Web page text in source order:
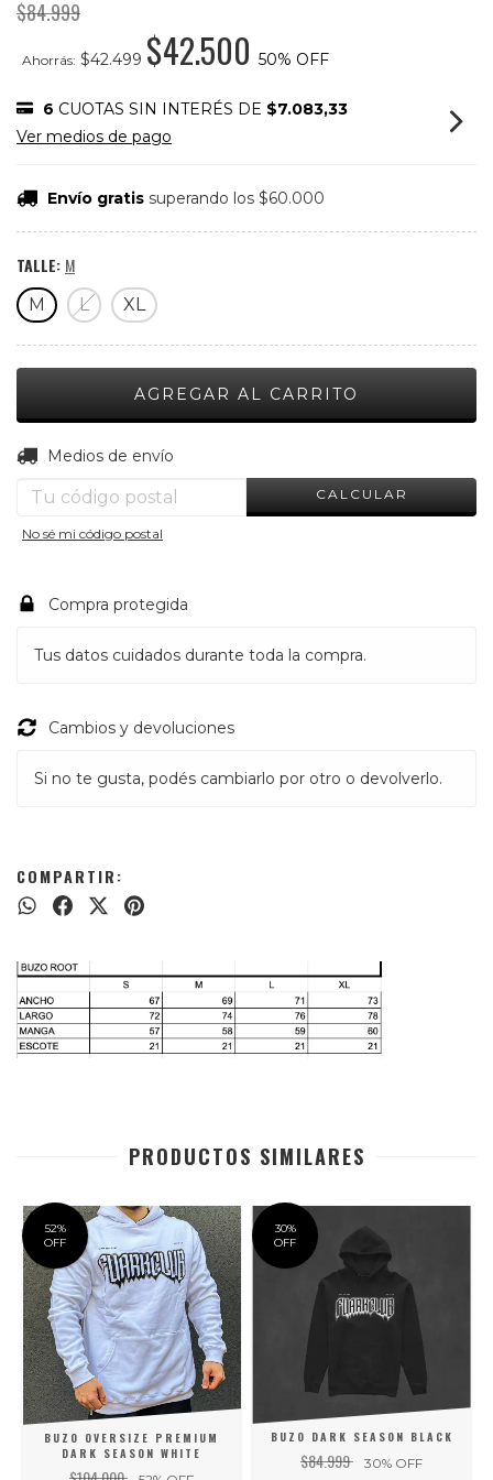
$84.999
Ahorrás: $42.499 $42.500 50% OFF
6 CUOTAS SIN INTERÉS DE $7.083,33
Ver medios de pago
Envío gratis superando los $60.000
TALLE: M
M L XL
Entregas para el CP:
Medios de envío
CALCULAR
No sé mi código postal
Compra protegida
Tus datos cuidados durante toda la compra.
Cambios y devoluciones
Si no te gusta, podés cambiarlo por otro o devolverlo.
COMPARTIR:
PRODUCTOS SIMILARES
52%
OFF
BUZO OVERSIZE PREMIUM
DARK SEASON WHITE
30%
OFF
BUZO DARK SEASON BLACK
$84.999 30% OFF